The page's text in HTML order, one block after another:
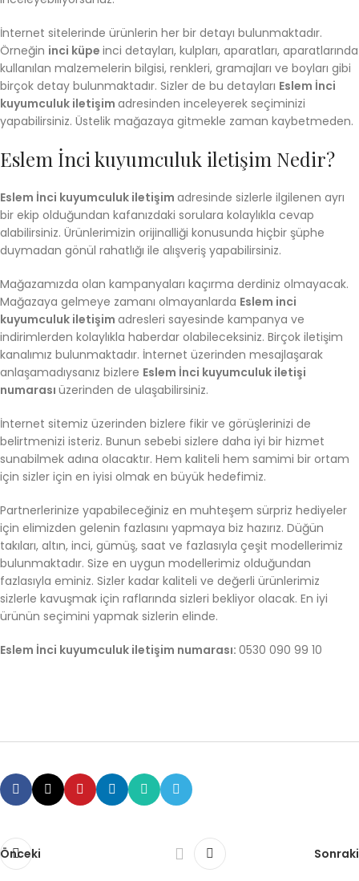
İnternet sitelerinde ürünlerin her bir detayı bulunmaktadır.
Örneğin inci küpe inci detayları, kulpları, aparatları, aparatlarında
kullanılan malzemelerin bilgisi, renkleri, gramajları ve boyları gibi
birçok detay bulunmaktadır. Sizler de bu detayları Eslem İnci
kuyumculuk iletişim adresinden inceleyerek seçiminizi
yapabilirsiniz. Üstelik mağazaya gitmekle zaman kaybetmeden.
Eslem İnci kuyumculuk iletişim Nedir?
Eslem İnci kuyumculuk iletişim adresinde sizlerle ilgilenen ayrı
bir ekip olduğundan kafanızdaki sorulara kolaylıkla cevap
alabilirsiniz. Ürünlerimizin orijinalliği konusunda hiçbir şüphe
duymadan gönül rahatlığı ile alışveriş yapabilirsiniz.
Mağazamızda olan kampanyaları kaçırma derdiniz olmayacak.
Mağazaya gelmeye zamanı olmayanlarda Eslem inci
kuyumculuk iletişim adresleri sayesinde kampanya ve
indirimlerden kolaylıkla haberdar olabileceksiniz. Birçok iletişim
kanalımız bulunmaktadır. İnternet üzerinden mesajlaşarak
anlaşamadıysanız bizlere Eslem İnci kuyumculuk iletişi
numarası üzerinden de ulaşabilirsiniz.
İnternet sitemiz üzerinden bizlere fikir ve görüşlerinizi de
belirtmenizi isteriz. Bunun sebebi sizlere daha iyi bir hizmet
sunabilmek adına olacaktır. Hem kaliteli hem samimi bir ortam
için sizler için en iyisi olmak en büyük hedefimiz.
Partnerlerinize yapabileceğiniz en muhteşem sürpriz hediyeler
için elimizden gelenin fazlasını yapmaya biz hazırız. Düğün
takıları, altın, inci, gümüş, saat ve fazlasıyla çeşit modellerimiz
bulunmaktadır. Size en uygun modellerimiz olduğundan
fazlasıyla eminiz. Sizler kadar kaliteli ve değerli ürünlerimiz
sizlerle kavuşmak için raflarında sizleri bekliyor olacak. En iyi
ürünün seçimini yapmak sizlerin elinde.
Eslem İnci kuyumculuk iletişim numarası: 0530 090 99 10
Önceki Sonraki